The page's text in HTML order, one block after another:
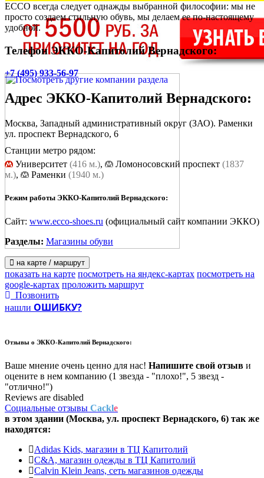
ЕССО всегда следует однажды выбранной философии: мы не
просто создаем стильную обувь, мы делаем ее по-настоящему
удобной.
Телефон ЭККО-Капитолий Вернадского:
+7 (495) 933-56-97
Адрес ЭККО-Капитолий Вернадского:
Москва, Западный административный округ (ЗАО). Раменки
ул. проспект Вернадского, 6
Станции метро рядом:
Университет (416 м.), Ломоносовский проспект (1837
м.), Раменки (1940 м.)
Режим работы ЭККО-Капитолий Вернадского:
Сайт: www.ecco-shoes.ru (официальный сайт компании ЭККО)
Разделы: Магазины обуви
на карте / маршрут
показать на карте посмотреть на яндекс-картах посмотреть на
google-картах проложить маршрут
Позвонить
нашли ОШИБКУ?
Отзывы о ЭККО-Капитолий Вернадского:
Ваше мнение очень ценно для нас! Напишите свой отзыв и
оцените в нем компанию (1 звезда - "плохо!", 5 звезд -
"отлично!")
Reviews are disabled
Социальные отзывы Cackle
в этом здании (Москва, ул. проспект Вернадского, 6) так же
находятся:
Adidas Kids, магазин в ТЦ Капитолий
C&A, магазин одежды в ТЦ Капитолий
Calvin Klein Jeans, сеть магазинов одежды